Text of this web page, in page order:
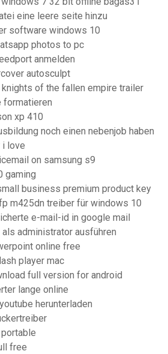
eine leere seite hinzu
software windows 10
photos to pc
anmelden
autosculpt
of the fallen empire trailer
formatieren
xp 410
noch einen nebenjob haben
i love
on samsung s9
gaming
business premium product key
m425dn treiber für windows 10
e-mail-id in google mail
administrator ausführen
online free
player mac
full version for android
lange online
herunterladen
free